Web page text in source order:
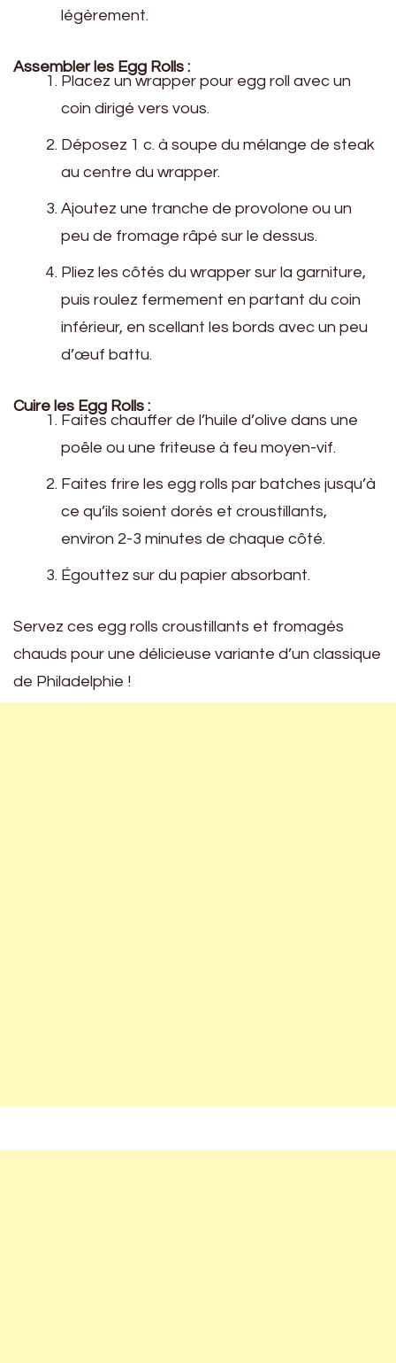
légèrement.
Assembler les Egg Rolls :
Placez un wrapper pour egg roll avec un
coin dirigé vers vous.
Déposez 1 c. à soupe du mélange de steak
au centre du wrapper.
Ajoutez une tranche de provolone ou un
peu de fromage râpé sur le dessus.
Pliez les côtés du wrapper sur la garniture,
puis roulez fermement en partant du coin
inférieur, en scellant les bords avec un peu
d’œuf battu.
Cuire les Egg Rolls :
Faites chauffer de l’huile d’olive dans une
poêle ou une friteuse à feu moyen-vif.
Faites frire les egg rolls par batches jusqu’à
ce qu’ils soient dorés et croustillants,
environ 2-3 minutes de chaque côté.
Égouttez sur du papier absorbant.
Servez ces egg rolls croustillants et fromagés
chauds pour une délicieuse variante d’un classique
de Philadelphie !